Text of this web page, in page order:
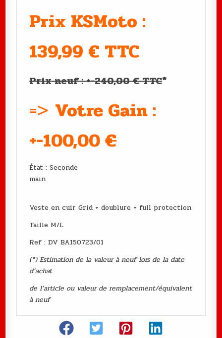
Prix KSMoto :
139,99 € TTC
Prix neuf : +-240,00 € TTC*
=> Votre Gain :
+-100,00€
État : Seconde
main
Veste en cuir Grid + doublure + full protection
Taille M/L
Ref : DV BA150723/01
(*) Estimation de la valeur à neuf lors de la date
d’achat
de l’article ou valeur de remplacement/équivalent
à neuf